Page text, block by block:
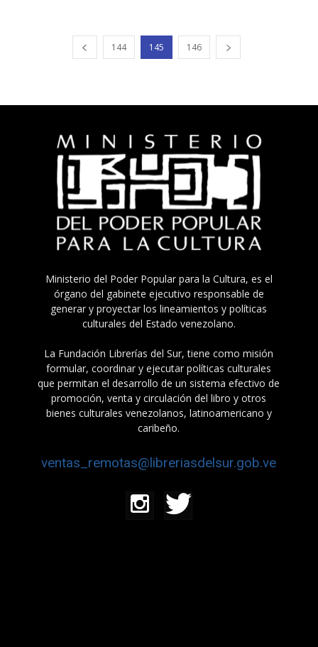
144 145 146
Ministerio del Poder Popular para la Cultura, es el
órgano del gabinete ejecutivo responsable de
generar y proyectar los lineamientos y políticas
culturales del Estado venezolano.
La Fundación Librerías del Sur, tiene como misión
formular, coordinar y ejecutar políticas culturales
que permitan el desarrollo de un sistema efectivo de
promoción, venta y circulación del libro y otros
bienes culturales venezolanos, latinoamericano y
caribeño.
ventas_remotas@libreriasdelsur.gob.ve